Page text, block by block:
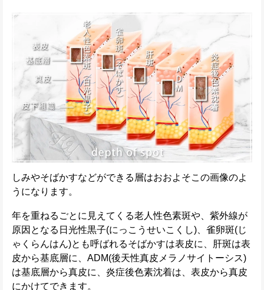
しみやそばかすなどができる層はおおよそこの画像のよ
うになります。
年を重ねるごとに見えてくる老人性色素斑や、紫外線が
原因となる日光性黒子(にっこうせいこくし)、雀卵斑(じ
ゃくらんはん)とも呼ばれるそばかすは表皮に、肝斑は表
皮から基底層に、ADM(後天性真皮メラノサイトーシス)
は基底層から真皮に、炎症後色素沈着は、表皮から真皮
にかけてできます。